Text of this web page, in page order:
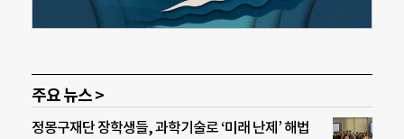
주요 뉴스 >
정몽구재단 장학생들, 과학기술로 ‘미래 난제’ 해법